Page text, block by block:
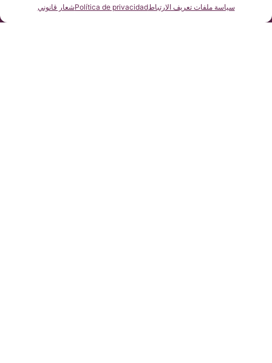
سياسة ملفات تعريف الارتباطPolítica de privacidadشعار قانوني اسألنا